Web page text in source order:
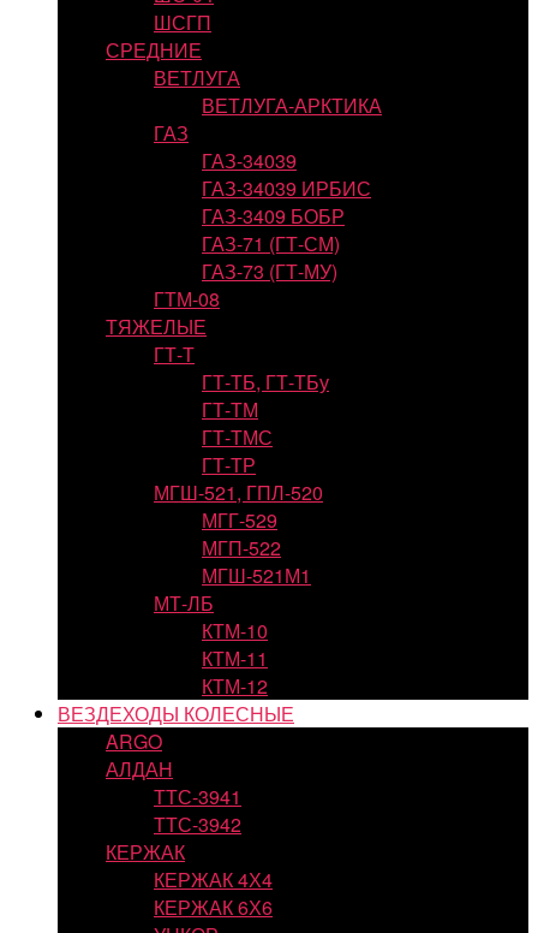
ШСГП
СРЕДНИЕ
ВЕТЛУГА
ВЕТЛУГА-АРКТИКА
ГАЗ
ГАЗ-34039
ГАЗ-34039 ИРБИС
ГАЗ-3409 БОБР
ГАЗ-71 (ГТ-СМ)
ГАЗ-73 (ГТ-МУ)
ГТМ-08
ТЯЖЕЛЫЕ
ГТ-Т
ГТ-ТБ, ГТ-ТБу
ГТ-ТМ
ГТ-ТМС
ГТ-ТР
МГШ-521, ГПЛ-520
МГГ-529
МГП-522
МГШ-521М1
МТ-ЛБ
КТМ-10
КТМ-11
КТМ-12
ВЕЗДЕХОДЫ КОЛЕСНЫЕ
ARGO
АЛДАН
ТТС-3941
ТТС-3942
КЕРЖАК
КЕРЖАК 4Х4
КЕРЖАК 6Х6